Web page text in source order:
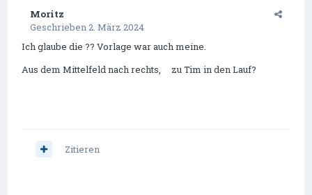
Moritz
Geschrieben2. März 2024
Ich glaube die ?? Vorlage war auch meine.
Aus dem Mittelfeld nach rechts, zu Tim in den Lauf?
Zitieren